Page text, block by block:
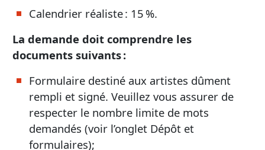
Calendrier réaliste : 15 %.
La demande doit comprendre les
documents suivants :
Formulaire destiné aux artistes dûment
rempli et signé. Veuillez vous assurer de
respecter le nombre limite de mots
demandés (voir l’onglet Dépôt et
formulaires);